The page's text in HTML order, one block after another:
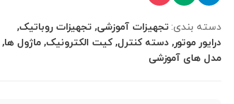
دسته بندی: تجهیزات آموزشی, تجهیزات روباتیک,
درایور موتور, دسته کنترل, کیت الکترونیک, ماژول ها,
مدل های آموزشی